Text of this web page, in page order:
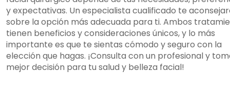
y expectativas. Un especialista cualificado te
sobre la opción más adecuada para ti. Ambos
tienen beneficios y consideraciones únicos, y lo más
importante es que te sientas cómodo y seguro con la
elección que hagas. ¡Consulta con un profesional y
mejor decisión para tu salud y belleza facial!